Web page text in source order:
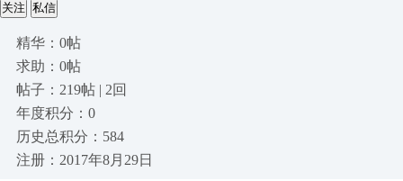
关注 私信
精华：0帖
求助：0帖
帖子：219帖 | 2回
年度积分：0
历史总积分：584
注册：2017年8月29日